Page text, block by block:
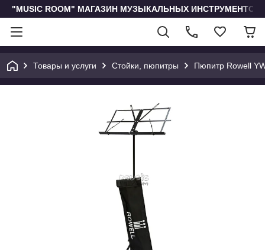
"MUSIC ROOM" МАГАЗИН МУЗЫКАЛЬНЫХ
Товары и услуги Стойки, пюпитры Пюпитр Rowell